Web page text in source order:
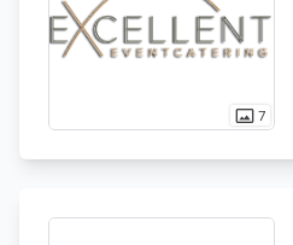
photo_size_select_actual7